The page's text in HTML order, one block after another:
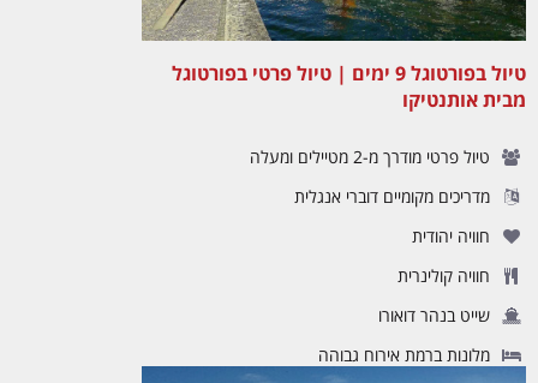
טיול בפורטוגל 9 ימים | טיול פרטי בפורטוגל
מבית אותנטיקו
טיול פרטי מודרך מ-2 מטיילים ומעלה
מדריכים מקומיים דוברי אנגלית
חוויה יהודית
חוויה קולינרית
שייט בנהר דואורו
מלונות ברמת אירוח גבוהה